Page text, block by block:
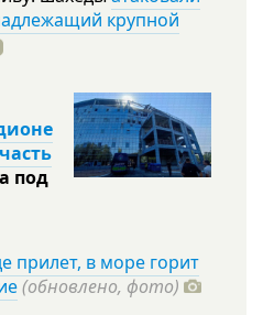
крупной
под
прилет, в море горит
(обновлено, фото)